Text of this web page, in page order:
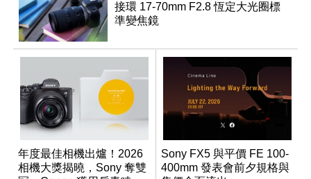
接環 17-70mm F2.8 恆定大光圈標
準變焦鏡
年度最佳相機出爐！2026
相機大獎揭曉，Sony 奪雙
Sony FX5 與平價 FE 100-
400mm 發表會前夕規格與